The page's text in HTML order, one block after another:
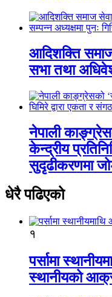
आदिशक्ति
सभा तथा
नेपाली
केन्द्रीय
सुदृढीकरणमा
धेरै पढिएको
१
पर्सामा
स्थानीयको